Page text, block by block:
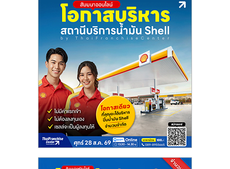
แฟ
ไชส์
ขาย
แฟ